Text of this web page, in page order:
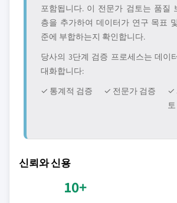
포함됩니다. 이 전문가 검토는 품질
층을 추가하여 데이터가 연구 목표
준에 부합하는지 확인합니다.
당사의 3단계 검증 프로세스는 데이
대화합니다:
✓ 통계적 검증
✓ 전문가 검증
✓
토
신뢰와 신용
10+